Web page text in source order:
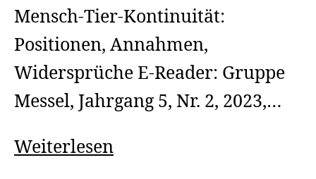
Mensch-Tier-Kontinuität:
Positionen, Annahmen,
Widersprüche E-Reader: Gruppe
Messel, Jahrgang 5, Nr. 2, 2023,…
WeiterlesenBarbara